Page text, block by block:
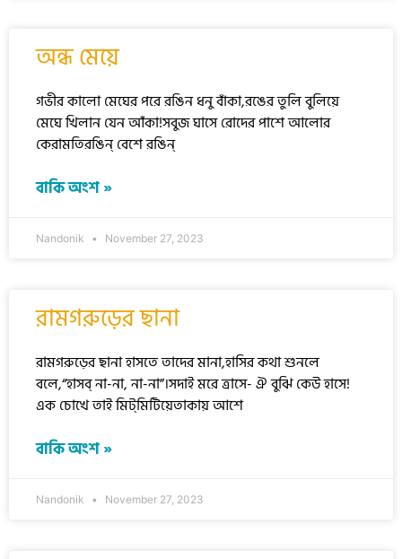
অন্ধ মেয়ে
গভীর কালো মেঘের পরে রঙিন ধনু বাঁকা,রঙের তুলি বুলিয়ে
মেঘে খিলান যেন আঁকা!সবুজ ঘাসে রোদের পাশে আলোর
কেরামতিরঙিন্ বেশে রঙিন্
বাকি অংশ »
Nandonik November 27, 2023
রামগরুড়ের ছানা
রামগরুড়ের ছানা হাসতে তাদের মানা,হাসির কথা শুনলে
বলে,“হাসব্ না-না, না-না”।সদাই মরে ত্রাসে- ঐ বুঝি কেউ হাসে!
এক চোখে তাই মিট্‌মিটিয়েতাকায় আশে
বাকি অংশ »
Nandonik November 27, 2023